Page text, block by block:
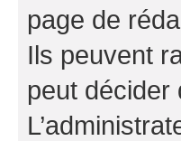
page de
Ils peuvent
peut décider